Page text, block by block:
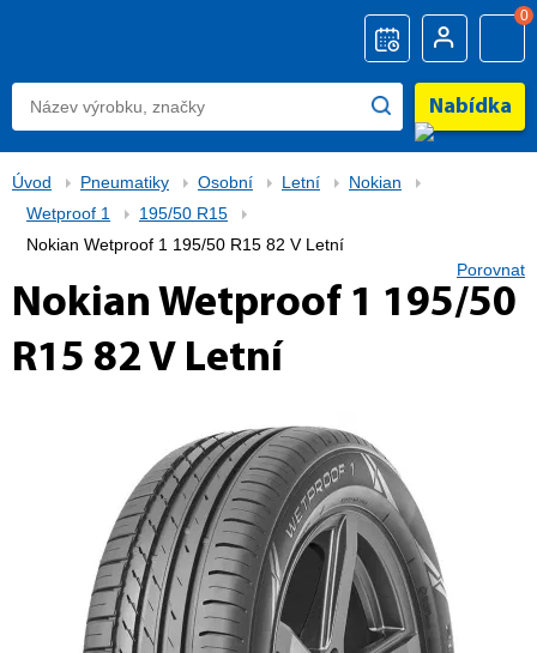
0
Nabídka
Úvod Pneumatiky Osobní Letní
Nokian
Wetproof 1
195/50 R15
Nokian Wetproof 1 195/50 R15 82 V Letní
Nokian Wetproof 1 195/50
R15 82 V Letní
Porovnat